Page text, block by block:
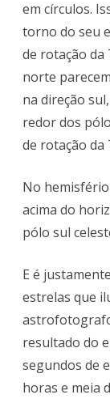
em círculos.
torno do seu
de rotação da
norte
na direção
redor dos
de rotação da
No
acima do
pólo sul
E é
estrelas que
resultado do
segundos de
horas e meia